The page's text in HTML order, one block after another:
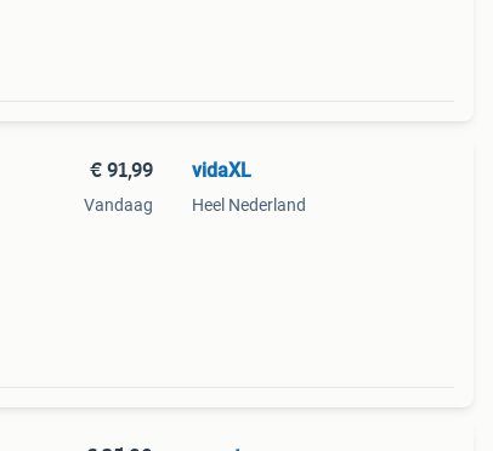
€ 91,99
Vandaag
vidaXL
Heel Nederland